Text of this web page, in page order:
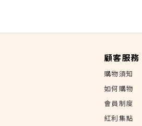
顧客服務
購物須知
如何購物
會員制度
紅利集點